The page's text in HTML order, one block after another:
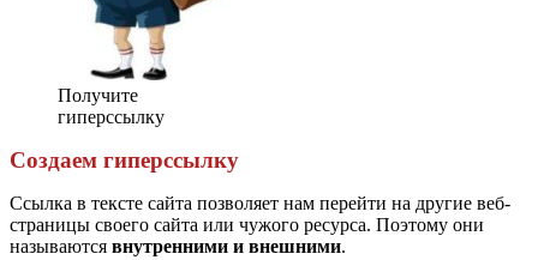
Получите
гиперссылку
Создаем гиперссылку
Ссылка в тексте сайта позволяет нам перейти на другие веб-
страницы своего сайта или чужого ресурса. Поэтому они
называются внутренними и внешними.